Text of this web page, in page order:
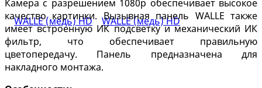
Камера с разрешением 1080p обеспечивает высокое
качество картинки. Вызывная панель WALLE также
имеет встроенную ИК подсветку и механический ИК
фильтр, что обеспечивает правильную
цветопередачу. Панель предназначена для
накладного монтажа.